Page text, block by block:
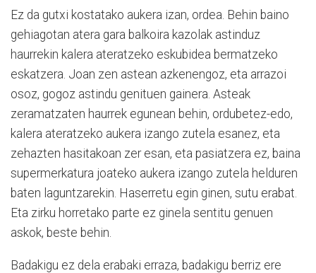
Ez da gutxi kostatako aukera izan, ordea. Behin baino
gehiagotan atera gara balkoira kazolak astinduz
haurrekin kalera ateratzeko eskubidea bermatzeko
eskatzera. Joan zen astean azkenengoz, eta arrazoi
osoz, gogoz astindu genituen gainera. Asteak
zeramatzaten haurrek egunean behin, ordubetez-edo,
kalera ateratzeko aukera izango zutela esanez, eta
zehazten hasitakoan zer esan, eta pasiatzera ez, baina
supermerkatura joateko aukera izango zutela helduren
baten laguntzarekin. Haserretu egin ginen, sutu erabat.
Eta zirku horretako parte ez ginela sentitu genuen
askok, beste behin.
Badakigu ez dela erabaki erraza, badakigu berriz ere